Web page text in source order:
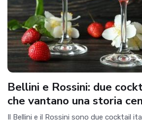
Bellini e Rossini: due
che vantano una storia
Il Bellini e il Rossini sono due cocktail